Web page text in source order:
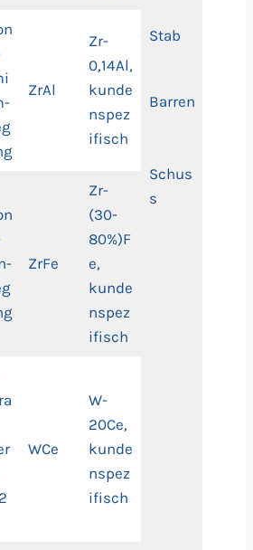
Stab
Barren
Schus
s
ZrAl
Zr-
0,14Al,
kunde
nspez
ifisch
ZrFe
Zr-
(30-
80%)F
e,
kunde
nspez
ifisch
WCe
W-
20Ce,
kunde
nspez
ifisch